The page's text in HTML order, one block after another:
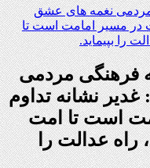
فرهنگی مردمی
نشانه تداوم
است تا امت
راه عدالت را